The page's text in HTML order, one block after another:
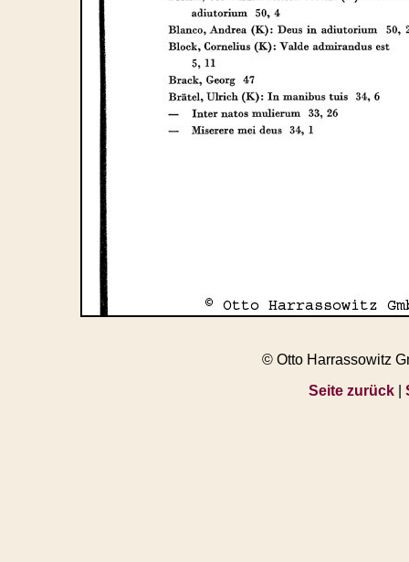
© Otto Harrassowitz
Seite zurück|